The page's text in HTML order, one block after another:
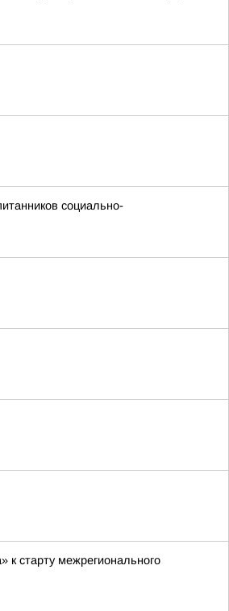
социально-
к старту межрегионального